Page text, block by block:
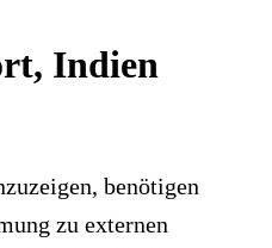
Indien
benötigen
zu externen